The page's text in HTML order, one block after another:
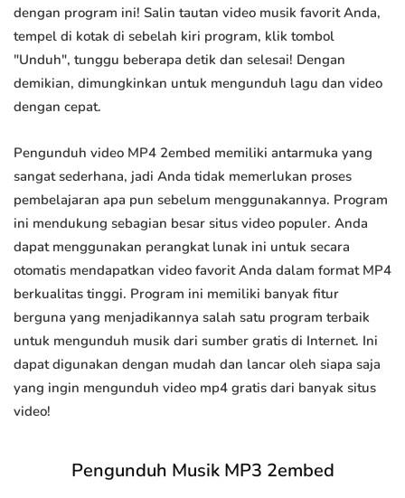
dengan program ini! Salin tautan video musik favorit Anda,
tempel di kotak di sebelah kiri program, klik tombol
"Unduh", tunggu beberapa detik dan selesai! Dengan
demikian, dimungkinkan untuk mengunduh lagu dan video
dengan cepat.
Pengunduh video MP4 2embed memiliki antarmuka yang
sangat sederhana, jadi Anda tidak memerlukan proses
pembelajaran apa pun sebelum menggunakannya. Program
ini mendukung sebagian besar situs video populer. Anda
dapat menggunakan perangkat lunak ini untuk secara
otomatis mendapatkan video favorit Anda dalam format MP4
berkualitas tinggi. Program ini memiliki banyak fitur
berguna yang menjadikannya salah satu program terbaik
untuk mengunduh musik dari sumber gratis di Internet. Ini
dapat digunakan dengan mudah dan lancar oleh siapa saja
yang ingin mengunduh video mp4 gratis dari banyak situs
video!
Pengunduh Musik MP3 2embed